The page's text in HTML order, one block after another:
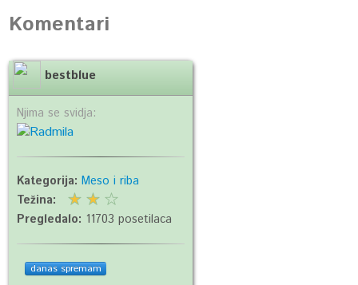
Komentari
bestblue
Njima se svidja:
Kategorija:Meso i riba
Težina:
Pregledalo: 11703 posetilaca
danas spremam